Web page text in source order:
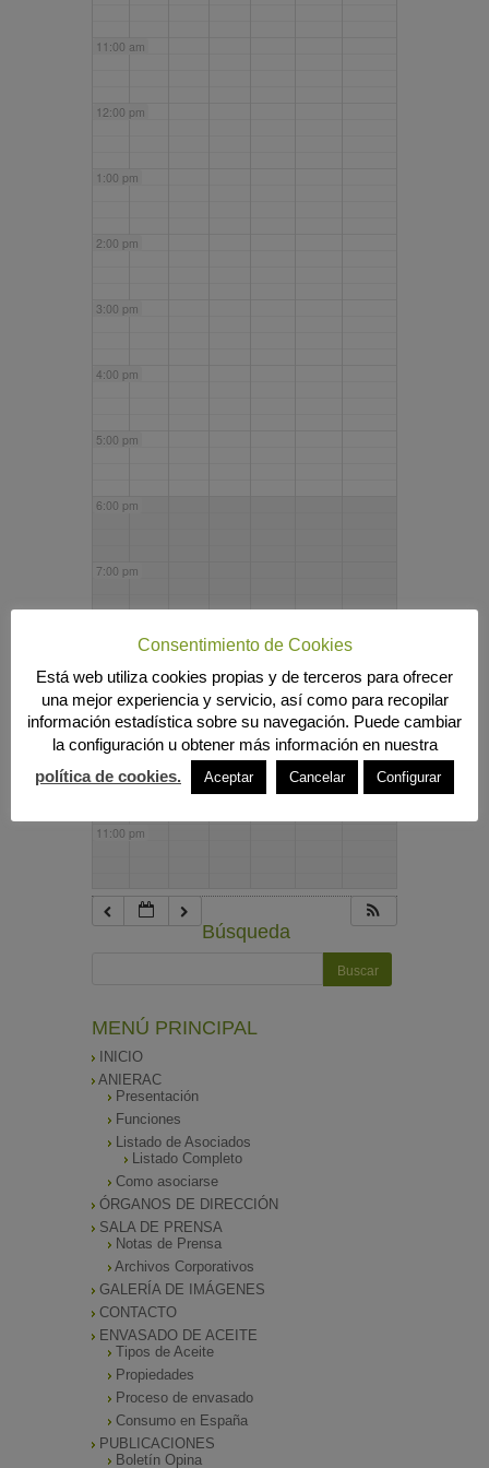
11:00 am
12:00 pm
1:00 pm
2:00 pm
3:00 pm
4:00 pm
5:00 pm
6:00 pm
7:00 pm
9:00 pm
10:00 pm
11:00 pm
Búsqueda
MENÚ PRINCIPAL
INICIO
ANIERAC
Presentación
Funciones
Listado de Asociados
Listado Completo
Como asociarse
ÓRGANOS DE DIRECCIÓN
SALA DE PRENSA
Notas de Prensa
Archivos Corporativos
GALERÍA DE IMÁGENES
CONTACTO
ENVASADO DE ACEITE
Tipos de Aceite
Propiedades
Proceso de envasado
Consumo en España
PUBLICACIONES
Boletín Opina
Consentimiento de Cookies
Está web utiliza cookies propias y de terceros para ofrecer
una mejor experiencia y servicio, así como para recopilar
información estadística sobre su navegación. Puede cambiar
la configuración u obtener más información en nuestra
política de cookies.
Aceptar Cancelar Configurar